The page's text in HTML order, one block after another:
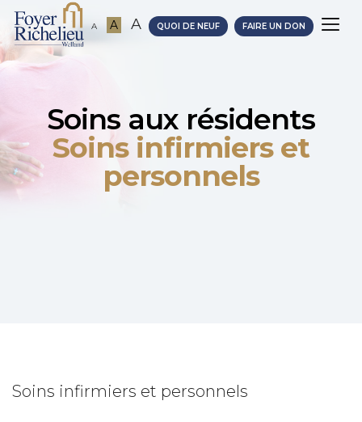
A A A QUOI DE NEUF FAIRE UN DON
Soins aux résidents
Soins infirmiers et
personnels
Soins infirmiers et personnels